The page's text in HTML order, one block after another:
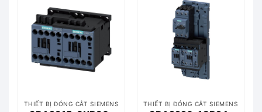
THIẾT BỊ ĐÓNG CẮT SIEMENS THIẾT BỊ ĐÓNG CẮT SIEMENS